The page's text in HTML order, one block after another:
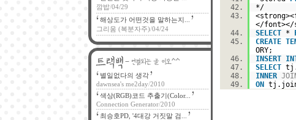
깜밥/04/29
해상도가 어떤것을 말하는지...
그리움 (복분자주)/04/24
별일없다의 생각
dawnsea's me2day/2010
색상(RGB)코드 추출기(Color...
Connection Generator/2010
최승호PD, '4대강 거짓말 검...
*/
</
SELECT*
CREATE
ORY;
INSERT
SELECT
INNER
ON